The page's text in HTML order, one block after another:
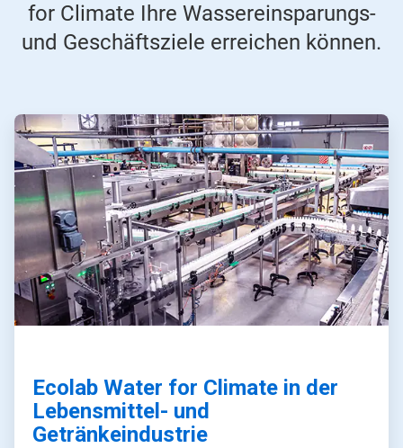
for Climate Ihre Wassereinsparungs-
und Geschäftsziele erreichen können.
ArticleTile
1
von
4
Ecolab Water for Climate in der
Lebensmittel- und
Getränkeindustrie